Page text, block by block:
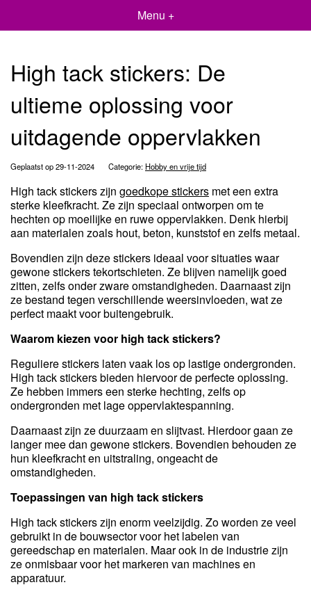
Menu +
High tack stickers: De
ultieme oplossing voor
uitdagende oppervlakken
Geplaatst op 29-11-2024 Categorie: Hobby en vrije tijd
High tack stickers zijn goedkope stickers met een extra
sterke kleefkracht. Ze zijn speciaal ontworpen om te
hechten op moeilijke en ruwe oppervlakken. Denk hierbij
aan materialen zoals hout, beton, kunststof en zelfs metaal.
Bovendien zijn deze stickers ideaal voor situaties waar
gewone stickers tekortschieten. Ze blijven namelijk goed
zitten, zelfs onder zware omstandigheden. Daarnaast zijn
ze bestand tegen verschillende weersinvloeden, wat ze
perfect maakt voor buitengebruik.
Waarom kiezen voor high tack stickers?
Reguliere stickers laten vaak los op lastige ondergronden.
High tack stickers bieden hiervoor de perfecte oplossing.
Ze hebben immers een sterke hechting, zelfs op
ondergronden met lage oppervlaktespanning.
Daarnaast zijn ze duurzaam en slijtvast. Hierdoor gaan ze
langer mee dan gewone stickers. Bovendien behouden ze
hun kleefkracht en uitstraling, ongeacht de
omstandigheden.
Toepassingen van high tack stickers
High tack stickers zijn enorm veelzijdig. Zo worden ze veel
gebruikt in de bouwsector voor het labelen van
gereedschap en materialen. Maar ook in de industrie zijn
ze onmisbaar voor het markeren van machines en
apparatuur.